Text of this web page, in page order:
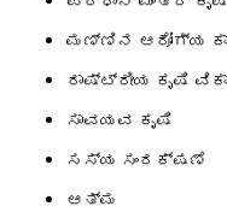
ಮಣ್ಣಿನ ಆರೋಗ್ಯ
ರಾಷ್ಟ್ರೀಯ ಕೃಷಿ
ಸಾವಯವ ಕೃಷಿ
ಸಸ್ಯ ಸಂರಕ್ಷಣೆ
ಆತ್ಮ